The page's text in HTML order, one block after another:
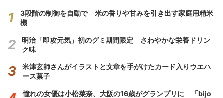
3段階の制御を自動で 米の香りや甘みを引き出す家庭用精米
機
明治「即攻元気」初のグミ期間限定 さわやかな栄養ドリン
ク味
米津玄師さんがイラストと文章を手がけたカード入りウエハ
ース菓子
憧れの女優は小松菜奈、大阪の16歳がグランプリに 「bijo